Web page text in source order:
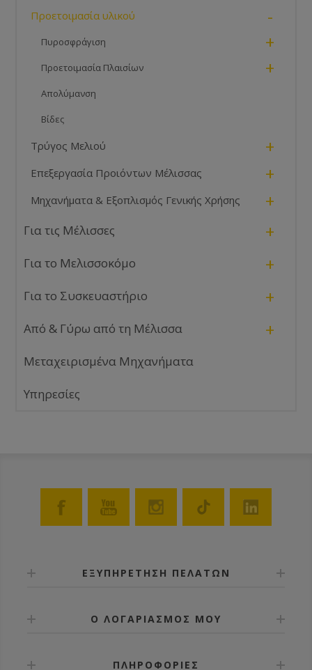
Προετοιμασία υλικού -
Πυροσφράγιση +
Προετοιμασία Πλαισίων +
Απολύμανση
Βίδες
Τρύγος Μελιού +
Επεξεργασία Προιόντων Μέλισσας +
Μηχανήματα & Εξοπλισμός Γενικής Χρήσης +
Για τις Μέλισσες +
Για το Μελισσοκόμο +
Για το Συσκευαστήριο +
Από & Γύρω από τη Μέλισσα +
Μεταχειρισμένα Μηχανήματα
Υπηρεσίες
ΕΞΥΠΗΡΕΤΗΣΗ ΠΕΛΑΤΩΝ
Ο ΛΟΓΑΡΙΑΣΜΟΣ ΜΟΥ
ΠΛΗΡΟΦΟΡΙΕΣ